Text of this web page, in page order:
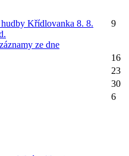
Křídlovanka 8. 8.
ze dne
9
16
23
30
6